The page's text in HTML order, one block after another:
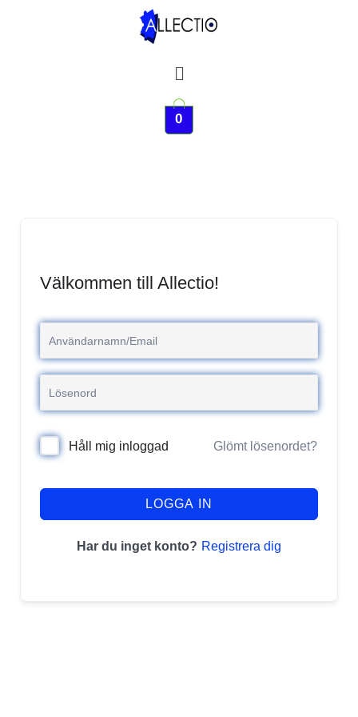
Meny
0
Välkommen till Allectio!
Håll mig inloggad Glömt lösenordet?
LOGGA IN
Har du inget konto? Registrera dig